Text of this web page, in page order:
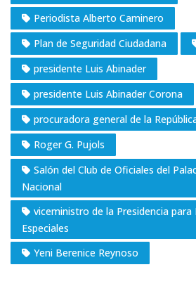
Periodista Alberto Caminero
Plan de Seguridad Ciudadana
presidente Luis Abinader
presidente Luis Abinader Corona
procuradora general de la
Roger G. Pujols
Salón del Club de Oficiales del
Nacional
viceministro de la Presidencia para
Especiales
Yeni Berenice Reynoso